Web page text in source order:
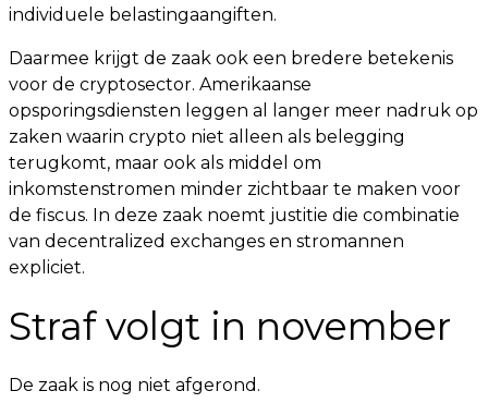
individuele belastingaangiften.
Daarmee krijgt de zaak ook een bredere betekenis
voor de cryptosector. Amerikaanse
opsporingsdiensten leggen al langer meer nadruk op
zaken waarin crypto niet alleen als belegging
terugkomt, maar ook als middel om
inkomstenstromen minder zichtbaar te maken voor
de fiscus. In deze zaak noemt justitie die combinatie
van decentralized exchanges en stromannen
expliciet.
Straf volgt in november
De zaak is nog niet afgerond.